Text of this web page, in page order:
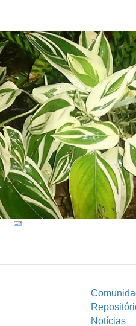
Notícias